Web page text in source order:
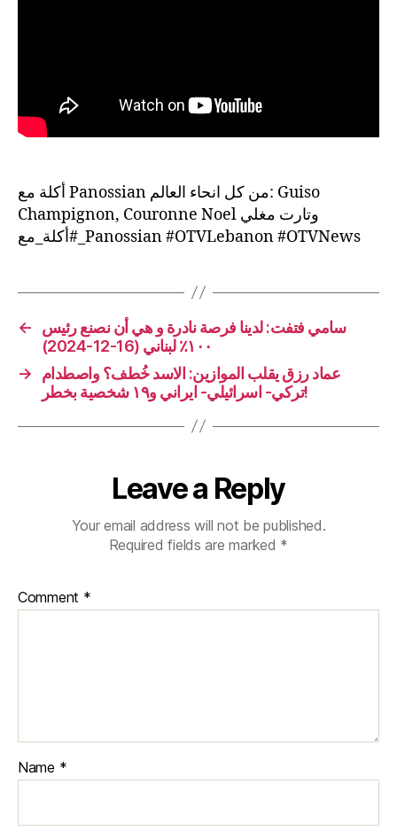
أكلة مع Panossian من كل انحاء العالم: Guiso
Champignon, Couronne Noel وتارت مغلي
#أكلة_مع_Panossian #OTVLebanon #OTVNews
←
سامي فتفت: لدينا فرصة نادرة و هي أن نصنع رئيس
١٠٠٪ لبناني (16-12-2024)
→
عماد رزق يقلب الموازين: الاسد خُطف؟ واصطدام
تركي- اسرائيلي- ايراني و١٩ شخصية بخطر!
Leave a Reply
Your email address will not be published.
Required fields are marked *
Comment *
Name *